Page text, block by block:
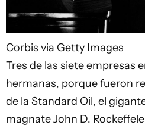
Corbis via Getty Images
Tres de las siete empresas
hermanas, porque fueron
de la Standard Oil, el
magnate John D.